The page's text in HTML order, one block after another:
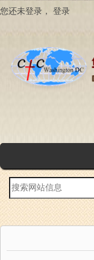
跳
您还未登录， 登录
站
内
搜
索